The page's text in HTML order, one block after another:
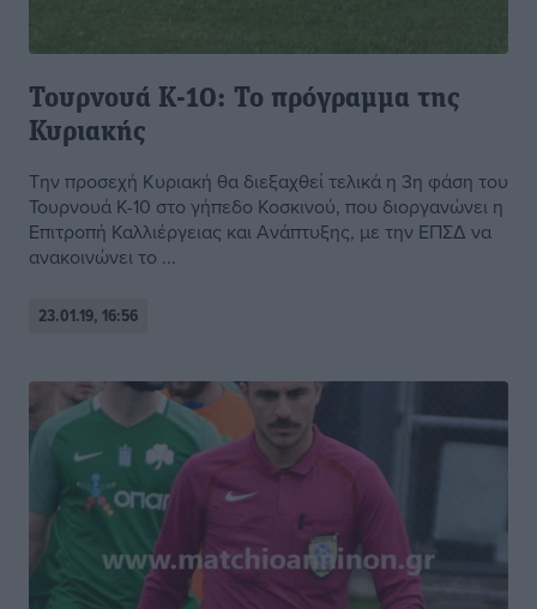
Τουρνουά Κ-10: Το πρόγραμμα της
Κυριακής
Την προσεχή Κυριακή θα διεξαχθεί τελικά η 3η φάση του
Τουρνουά Κ-10 στο γήπεδο Κοσκινού, που διοργανώνει η
Επιτροπή Καλλιέργειας και Ανάπτυξης, με την ΕΠΣΔ να
ανακοινώνει το ...
23.01.19, 16:56